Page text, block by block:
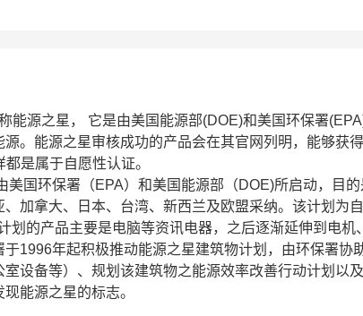
能源之星， 它是由美国能源部(DOE)和美国环保署
。能源之星审核成功的产品会在其官网列明，能够获
是属于自愿性认证。
美国环保署（EPA）和美国能源部（DOE)所启动，目
加拿大、日本、台湾、新西兰及欧盟采纳。该计划为
划的产品主要是电脑等资讯电器，之后逐渐延伸到电
于1996年起积极推动能源之星建筑物计划，由环保署协
室设备等）、规划该建筑物之能源效率改善行动计划以
能源之星的标志。